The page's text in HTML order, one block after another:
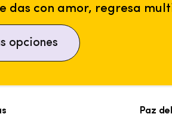
das con amor, regresa
opciones
Paz